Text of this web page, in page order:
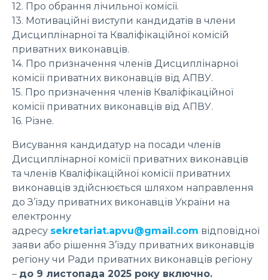
12. Про обрання лічильної комісії.
13. Мотиваційні виступи кандидатів в члени
Дисциплінарної та Кваліфікаційної комісій
приватних виконавців.
14. Про призначення членів Дисциплінарної
комісії приватних виконавців від АПВУ.
15. Про призначення членів Кваліфікаційної
комісії приватних виконавців від АПВУ.
16. Різне.
Висування кандидатур на посади членів
Дисциплінарної комісії приватних виконавців
та членів Кваліфікаційної комісії приватних
виконавців здійснюється шляхом направлення
до З’їзду приватних виконавців України на
електронну
адресу sekretariat.apvu@gmail.com відповідної
заяви або рішення З’їзду приватних виконавців
регіону чи Ради приватних виконавців регіону
– до 9 листопада 2025 року включно.